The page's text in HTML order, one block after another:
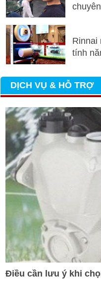
Rinnai
tính
DỊCH VỤ & HỖ TRỢ
Điều cần lưu ý khi